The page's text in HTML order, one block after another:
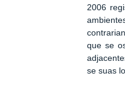
2006
que se
se suas